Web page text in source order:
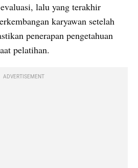
lalu yang terakhir
karyawan setelah
penerapan pengetahuan
pelatihan.
ADVERTISEMENT